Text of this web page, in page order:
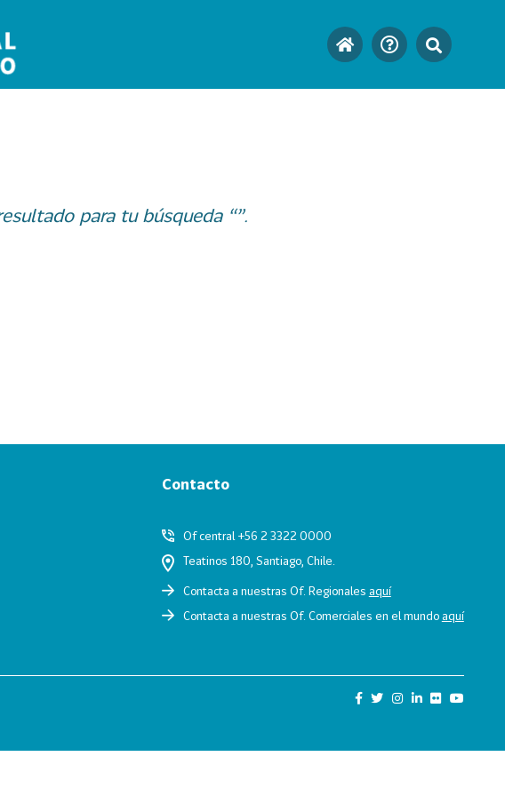
para tu búsqueda “”.
Contacto
Of central +56 2 3322 0000
Teatinos 180, Santiago, Chile.
Contacta a nuestras Of. Regionales aquí
Contacta a nuestras Of. Comerciales en el mundoaquí